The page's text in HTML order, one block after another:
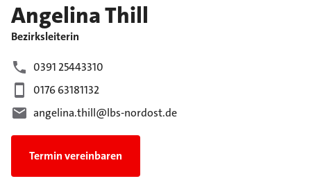
AngelinaThill
Bezirksleiterin
0391 25443310
0176 63181132
angelina.thill@lbs-nordost.de
Termin vereinbaren